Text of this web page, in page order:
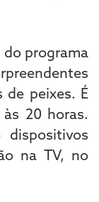
programa
de peixes. É
20 horas.
na TV, no